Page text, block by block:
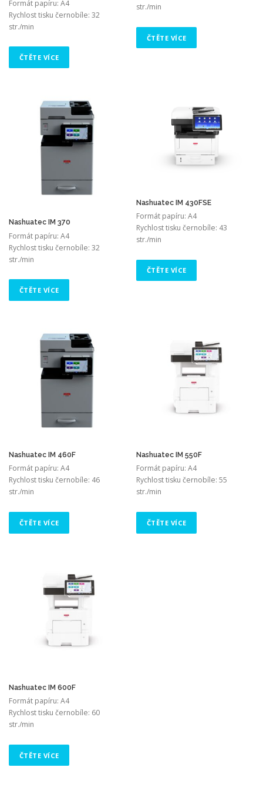
Formát papíru: A4
Rychlost tisku černobíle: 32
str./min
ČTĚTE VÍCE
str./min
ČTĚTE VÍCE
Nashuatec IM 370
Formát papíru: A4
Rychlost tisku černobíle: 32
str./min
ČTĚTE VÍCE
Nashuatec IM 430FSE
Formát papíru: A4
Rychlost tisku černobíle: 43
str./min
ČTĚTE VÍCE
Nashuatec IM 460F
Formát papíru: A4
Rychlost tisku černobíle: 46
str./min
ČTĚTE VÍCE
Nashuatec IM 550F
Formát papíru: A4
Rychlost tisku černobíle: 55
str./min
ČTĚTE VÍCE
Nashuatec IM 600F
Formát papíru: A4
Rychlost tisku černobíle: 60
str./min
ČTĚTE VÍCE